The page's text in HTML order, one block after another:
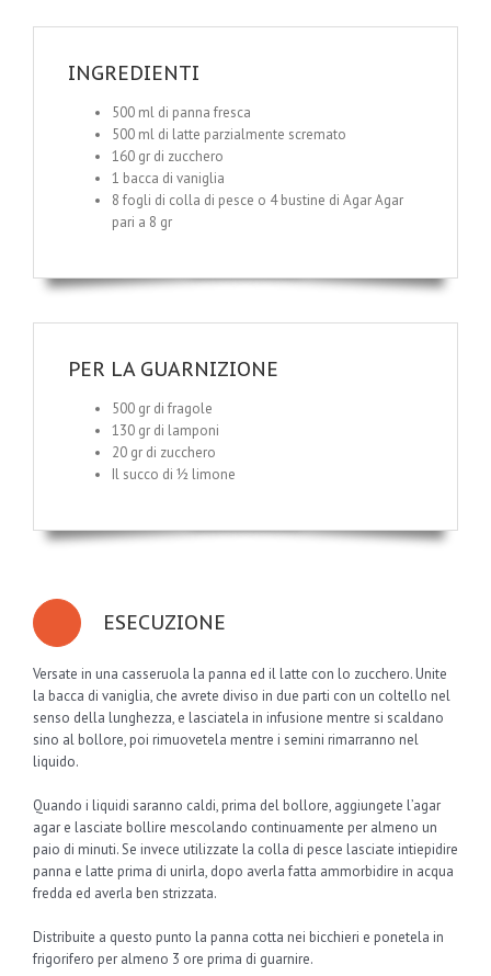
INGREDIENTI
500 ml di panna fresca
500 ml di latte parzialmente scremato
160 gr di zucchero
1 bacca di vaniglia
8 fogli di colla di pesce o 4 bustine di Agar Agar
pari a 8 gr
PER LA GUARNIZIONE
500 gr di fragole
130 gr di lamponi
20 gr di zucchero
Il succo di ½ limone
ESECUZIONE
Versate in una casseruola la panna ed il latte con lo zucchero. Unite
la bacca di vaniglia, che avrete diviso in due parti con un coltello nel
senso della lunghezza, e lasciatela in infusione mentre si scaldano
sino al bollore, poi rimuovetela mentre i semini rimarranno nel
liquido.
Quando i liquidi saranno caldi, prima del bollore, aggiungete l’agar
agar e lasciate bollire mescolando continuamente per almeno un
paio di minuti. Se invece utilizzate la colla di pesce lasciate intiepidire
panna e latte prima di unirla, dopo averla fatta ammorbidire in acqua
fredda ed averla ben strizzata.
Distribuite a questo punto la panna cotta nei bicchieri e ponetela in
frigorifero per almeno 3 ore prima di guarnire.